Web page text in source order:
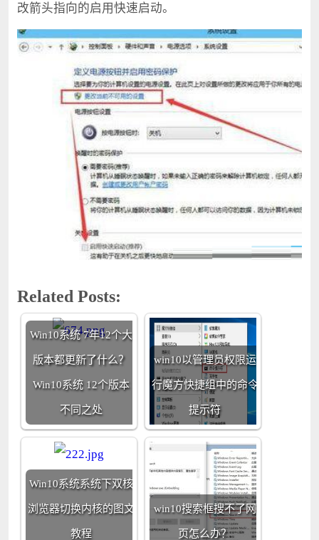
改箭头指向的启用快速启动。
Related Posts:
Win10系统 7年12个大
版本都更新了什么？
Win10系统 12个版本
不同之处
win10以管理员权限运
行魔方快捷组中的命令
提示符
Win10系统系统下双核
浏览器切换内核的图文
教程
win10搜索框搜不了网
页怎么办？